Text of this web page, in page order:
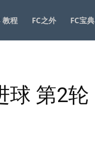
教程 FC之外 FC宝典
球 第2轮